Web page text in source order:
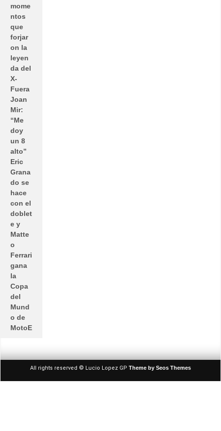
mome
ntos
que
forjar
on la
leyen
da del
X-
Fuera
Joan
Mir:
“Me
doy
un 8
alto”
Eric
Grana
do se
hace
con el
doblet
e y
Matte
o
Ferrari
gana
la
Copa
del
Mund
o de
MotoE
All rights reserved © Lucio Lopez GP Theme by Seos Themes